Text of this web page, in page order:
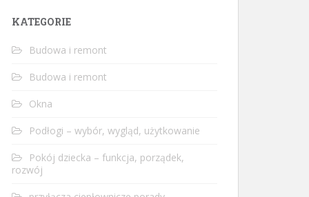
KATEGORIE
Budowa i remont
Budowa i remont
Okna
Podłogi – wybór, wygląd, użytkowanie
Pokój dziecka – funkcja, porządek,
rozwój